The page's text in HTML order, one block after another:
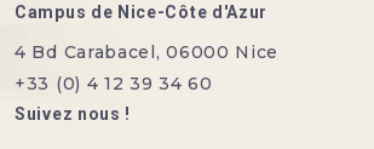
Campus de Nice-Côte d'Azur
4 Bd Carabacel, 06000 Nice
+33 (0) 4 12 39 34 60
Suivez nous !